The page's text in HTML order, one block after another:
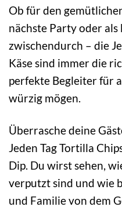
Ob für den
nächste Party oder
zwischendurch – die
Käse sind immer die
perfekte Begleiter für
würzig mögen.
Überrasche deine
Jeden Tag Tortilla
Dip. Du wirst sehen,
verputzt sind und wie
und Familie von dem